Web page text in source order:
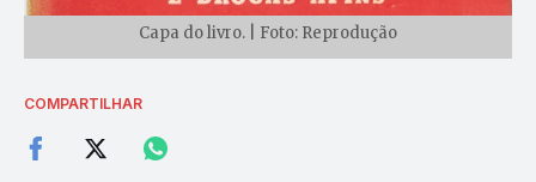
Capa do livro. | Foto: Reprodução
COMPARTILHAR